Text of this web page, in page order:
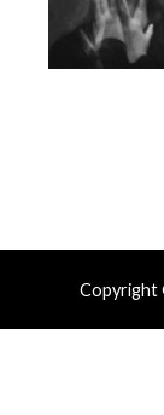
Copyright